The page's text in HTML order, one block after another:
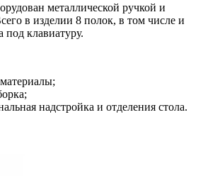
металлической ручкой и
в изделии 8 полок, в том числе и
под клавиатуру.
надстройка и отделения стола.